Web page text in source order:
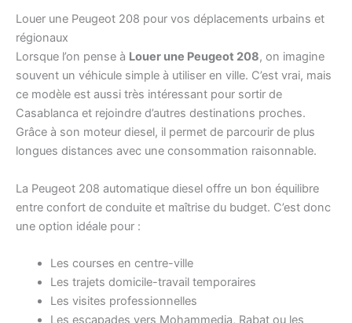
Louer une Peugeot 208 pour vos déplacements urbains et
régionaux
Lorsque l’on pense à Louer une Peugeot 208, on imagine
souvent un véhicule simple à utiliser en ville. C’est vrai, mais
ce modèle est aussi très intéressant pour sortir de
Casablanca et rejoindre d’autres destinations proches.
Grâce à son moteur diesel, il permet de parcourir de plus
longues distances avec une consommation raisonnable.
La Peugeot 208 automatique diesel offre un bon équilibre
entre confort de conduite et maîtrise du budget. C’est donc
une option idéale pour :
Les courses en centre-ville
Les trajets domicile-travail temporaires
Les visites professionnelles
Les escapades vers Mohammedia, Rabat ou les